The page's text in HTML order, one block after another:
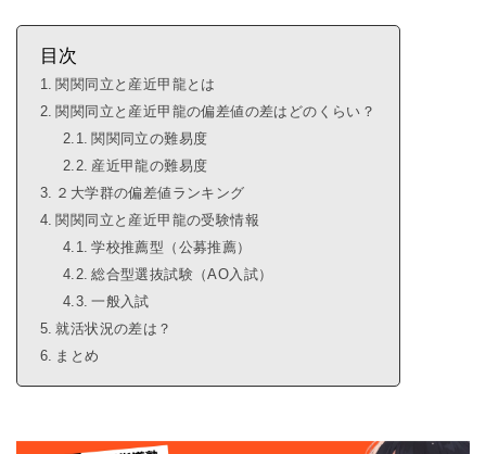
目次
関関同立と産近甲龍とは
関関同立と産近甲龍の偏差値の差はどのくらい？
関関同立の難易度
産近甲龍の難易度
２大学群の偏差値ランキング
関関同立と産近甲龍の受験情報
学校推薦型（公募推薦）
総合型選抜試験（AO入試）
一般入試
就活状況の差は？
まとめ